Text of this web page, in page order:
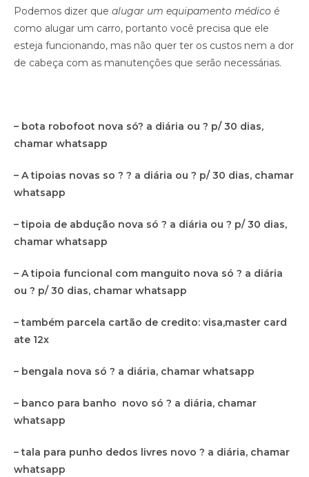
Podemos dizer que alugar um equipamento médico é
como alugar um carro, portanto você precisa que ele
esteja funcionando, mas não quer ter os custos nem a dor
de cabeça com as manutenções que serão necessárias.
– bota robofoot nova só? a diária ou ? p/ 30 dias,
chamar whatsapp
– A tipoias novas so ? ? a diária ou ? p/ 30 dias, chamar
whatsapp
– tipoia de abdução nova só ? a diária ou ? p/ 30 dias,
chamar whatsapp
– A tipoia funcional com manguito nova só ? a diária
ou ? p/ 30 dias, chamar whatsapp
– também parcela cartão de credito: visa,master card
ate 12x
– bengala nova só ? a diária, chamar whatsapp
– banco para banho novo só ? a diária, chamar
whatsapp
– tala para punho dedos livres novo ? a diária, chamar
whatsapp